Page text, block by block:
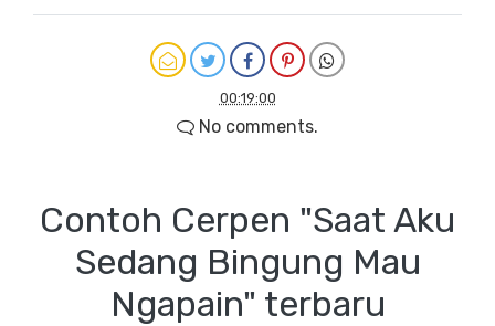
00:19:00
No comments.
Contoh Cerpen "Saat Aku
Sedang Bingung Mau
Ngapain" terbaru